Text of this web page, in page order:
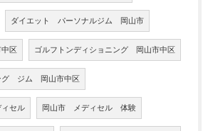
ダイエット パーソナルジム 岡山市
区 ゴルフトンディショニング 岡山市中区
グ ジム 岡山市中区
セル 岡山市 メディセル 体験